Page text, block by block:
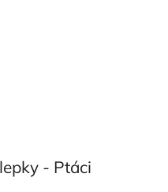
- Ptáci